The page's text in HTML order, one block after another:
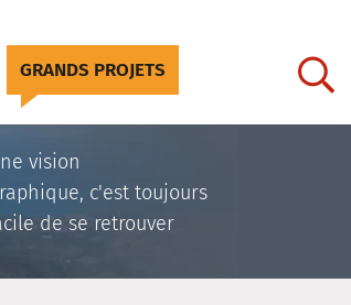
GRANDS PROJETS
vision
c'est toujours
de se retrouver